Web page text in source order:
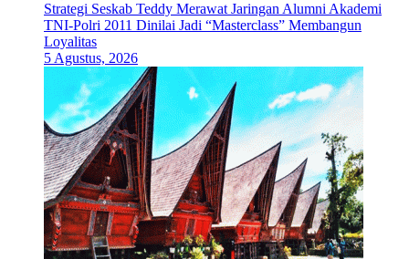
Strategi Seskab Teddy Merawat Jaringan Alumni Akademi
TNI-Polri 2011 Dinilai Jadi “Masterclass” Membangun
Loyalitas
5 Agustus, 2026